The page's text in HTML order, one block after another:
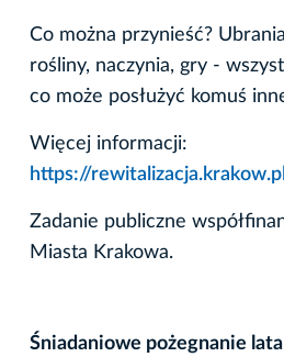
Co można przynieść?
rośliny, naczynia, gry -
co może posłużyć komuś
Więcej informacji:
https://
Zadanie publiczne
Miasta Krakowa.
Śniadaniowe pożegnanie